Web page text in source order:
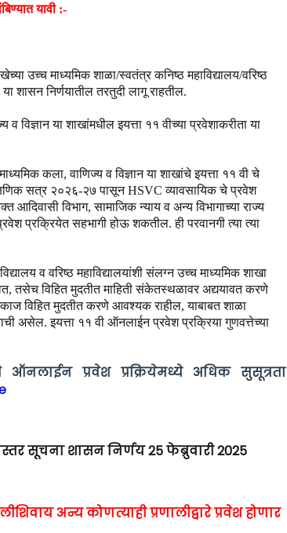
यावी :-
उच्च माध्यमिक शाळा/स्वतंत्र कनिष्ठ महाविद्यालय/वरिष्ठ
शासन निर्णयातील तरतुदी लागू राहतील.
या शाखांमधील इयत्ता ११ वीच्या प्रवेशाकरीता या
कला, वाणिज्य व विज्ञान या शाखांचे इयत्ता ११ वी चे
सत्र २०२६-२७ पासून HSVC व्यावसायिक चे प्रवेश
आदिवासी विभाग, सामाजिक न्याय व अन्य विभागाच्या राज्य
प्रक्रियेत सहभागी होऊ शकतील. ही परवानगी त्या त्या
व वरिष्ठ महाविद्यालयांशी संलग्न उच्च माध्यमिक शाखा
तसेच विहित मुदतीत माहिती संकेतस्थळावर अद्ययावत करणे
विहित मुदतीत करणे आवश्यक राहील, याबाबत शाळा
असेल. इयत्ता ११ वी ऑनलाईन प्रवेश प्रक्रिया गुणवत्तेच्या
प्रवेश प्रक्रियेमध्ये अधिक सुसूत्रता
सूचना शासन निर्णय 25 फेब्रुवारी 2025
अन्य कोणत्याही प्रणालीद्वारे प्रवेश होणार